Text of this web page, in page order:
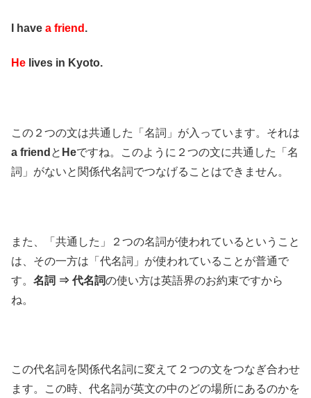
I have a friend .
He lives in Kyoto.
この２つの文は共通した「名詞」が入っています。それは
a friend と Heですね。このように２つの文に共通した「名
詞」がないと関係代名詞でつなげることはできません。
また、「共通した」２つの名詞が使われているということ
は、その一方は「代名詞」が使われていることが普通で
す。 名詞 ⇒ 代名詞の使い方は英語界のお約束ですから
ね。
この代名詞を関係代名詞に変えて２つの文をつなぎ合わせ
ます。この時、代名詞が英文の中のどの場所にあるのかを